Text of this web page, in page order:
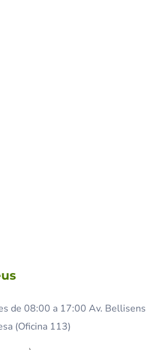
de 08:00 a 17:00 Av. Bellisens
(Oficina 113)